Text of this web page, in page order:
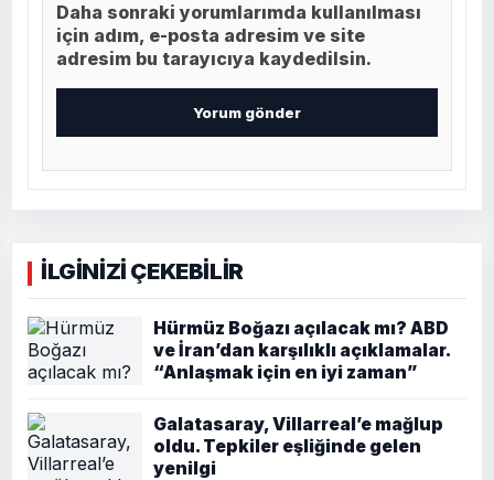
Daha sonraki yorumlarımda kullanılması
için adım, e-posta adresim ve site
adresim bu tarayıcıya kaydedilsin.
İLGİNİZİ ÇEKEBİLİR
Hürmüz Boğazı açılacak mı? ABD
ve İran’dan karşılıklı açıklamalar.
“Anlaşmak için en iyi zaman”
Galatasaray, Villarreal’e mağlup
oldu. Tepkiler eşliğinde gelen
yenilgi